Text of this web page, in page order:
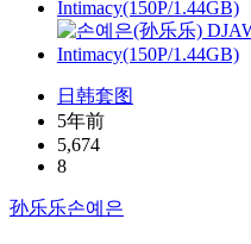
日韩套图
5年前
5,674
8
孙乐乐손예은